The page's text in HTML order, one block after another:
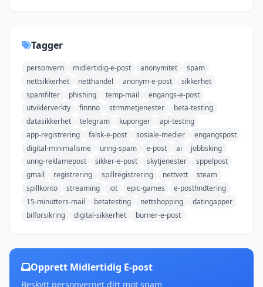
Tagger
personvern midlertidig-e-post anonymitet
spam
nettsikkerhet
netthandel anonym-e-post
sikkerhet
spamfilter
phishing temp-mail
engangs-e-post
utviklerverkty
finnno strmmetjenester
beta-testing
datasikkerhet
telegram kuponger
api-testing
app-registrering
falsk-e-post sosiale-medier
engangspost
digital-minimalisme
unng-spam e-post ai
jobbsking
unng-reklamepost
sikker-e-post skytjenester
sppelpost
gmail
registrering spillregistrering nettvett
steam
spillkonto
streaming iot epic-games
e-posthndtering
15-minutters-mail
betatesting nettshopping
datingapper
bilforsikring
digital-sikkerhet burner-e-post
Opprett Midlertidig E-post
Beskytt personvernet ditt mot spam